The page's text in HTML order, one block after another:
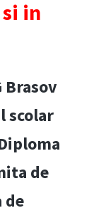
in
Brasov
scolar
de
de